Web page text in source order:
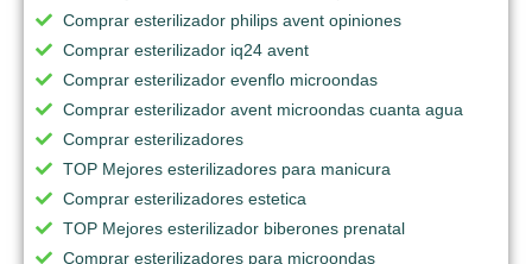
Comprar esterilizador philips avent opiniones
Comprar esterilizador iq24 avent
Comprar esterilizador evenflo microondas
Comprar esterilizador avent microondas cuanta agua
Comprar esterilizadores
TOP Mejores esterilizadores para manicura
Comprar esterilizadores estetica
TOP Mejores esterilizador biberones prenatal
Comprar esterilizadores para microondas